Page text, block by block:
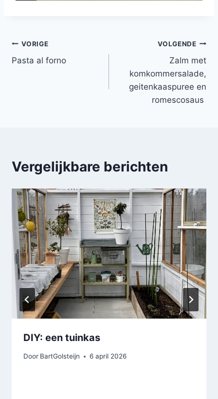
Bericht
navigatie
VORIGE
Pasta al forno
VOLGENDE
Zalm met
komkommersalade,
geitenkaaspuree en
romescosaus ​
Vergelijkbare berichten
DIY: een tuinkas
Door BartGolsteijn 6 april 2026